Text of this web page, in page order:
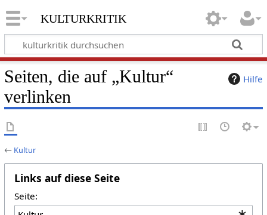
kulturkritik
Hilfe
Seiten, die auf „Kultur“
verlinken
← Kultur
Links auf diese Seite
Seite: